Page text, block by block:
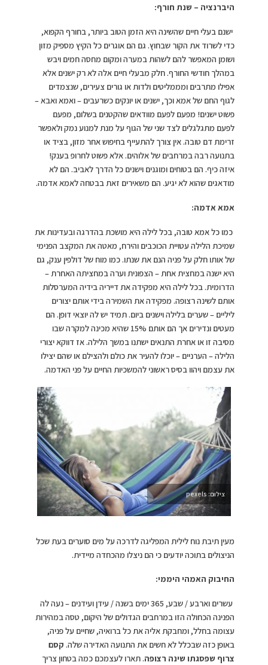
היברנציה – שנת חורף:
ישנם בעלי חיים שהשינה היא הזמן הטוב ביותר, בחורף הקפוא,
כדי לשרוד את הקור שבחוץ. גם הם אוגרים כל הקיץ מספיק מזון
ושומן המאפשר להם לשהות במערה ומקום מחסה חמים ויבש
במהלך חודשי החורף. חלק מבעלי חיים אלה לא רק ישנים אלא
אפילו מתרבים ומממליטים ולדות או גורים צעירים, שנצמדים
לגוף החם של אמא וכך, ישנים או יונקים כשרעבים – ואמא ואבא –
פשוט ישנים! מפעם לפעם מוודאים שהקטנים בשלום, מפעם
לפעם מתגלגלים לצד שני של הגוף על מנת למנוע נמק ולאפשר
זרימת דם טובה. אין צורך להתעייף בחיפוש אחר מזון, בציד או
בתנועה רבה במרחבים של אלוהים. אלא פשוט לחרופ בענק!
איזה כיף. הם בטוחים ומוגנים וישנים כל הדרך לאביב. הם לא
מודאגים שהוא לא יגיע. הם משאירים זאת בבטחה לאמא אדמה.
אמא אדמה:
כמו כל אמא טובה, בכל לילה היא מושכת בהדרגה ובעדינות את
שמיכת הלילה עטויית הכוכבים והירח, מאטה את המקצב הפנימי
של אותו חלק על פניה הנם את שנתו. כמו מוח של דולפין ענק, גם
היא ישנה במחצית אחת – הצפונית וערה במחציתה האחרת –
הדרומית. בכל לילה היא מפקידה את דייריה בידיה המערסלות
אותם לשינה רצופה. מפקידה את השמירה בידי אותם יצורים
ליליים – שערים בלילה וישנים ביום. תמיד יש לה יוצאי דופן. הם
מעטים ונדירים אך הם אותם 15% שהיא מכינה למקרה שבו
מסיבה זו או אחרת התנאים ישתנו במשך הלילה. אז דווקא יצורי
הלילה – הערניים – יוכלו להעיר את כולם ולהצילם או שהם יצילו
את עצמם ויהוו בסיס ראשוני להמשכיות החיים על פני האדמה.
צילום: pexels
מעין תיבת נוח לילית המפליגה לדרכה על מים סוערים בעת שכל
הניצולים בתוכה יודעים כי הם ניצלו מהכחדה מיידית.
החיבוק האמהי היממי:
עשרים וארבע / שבע, 365 ימים בשנה / עידן ועידנים – נעה לה
הפנינה הכחולה הזו במרחבים הגדולים של היקום, טסה במהירות
עצומה בחלל, ומחבקת אליה את כל ברואיה, שחיים על פניה,
באופן כזה שבכלל לא חשים את התנועה האדירה שלה. קסם
צרוף שפסגתו שינה רצופה. תארו לעצמכם כמה בטחון צריך